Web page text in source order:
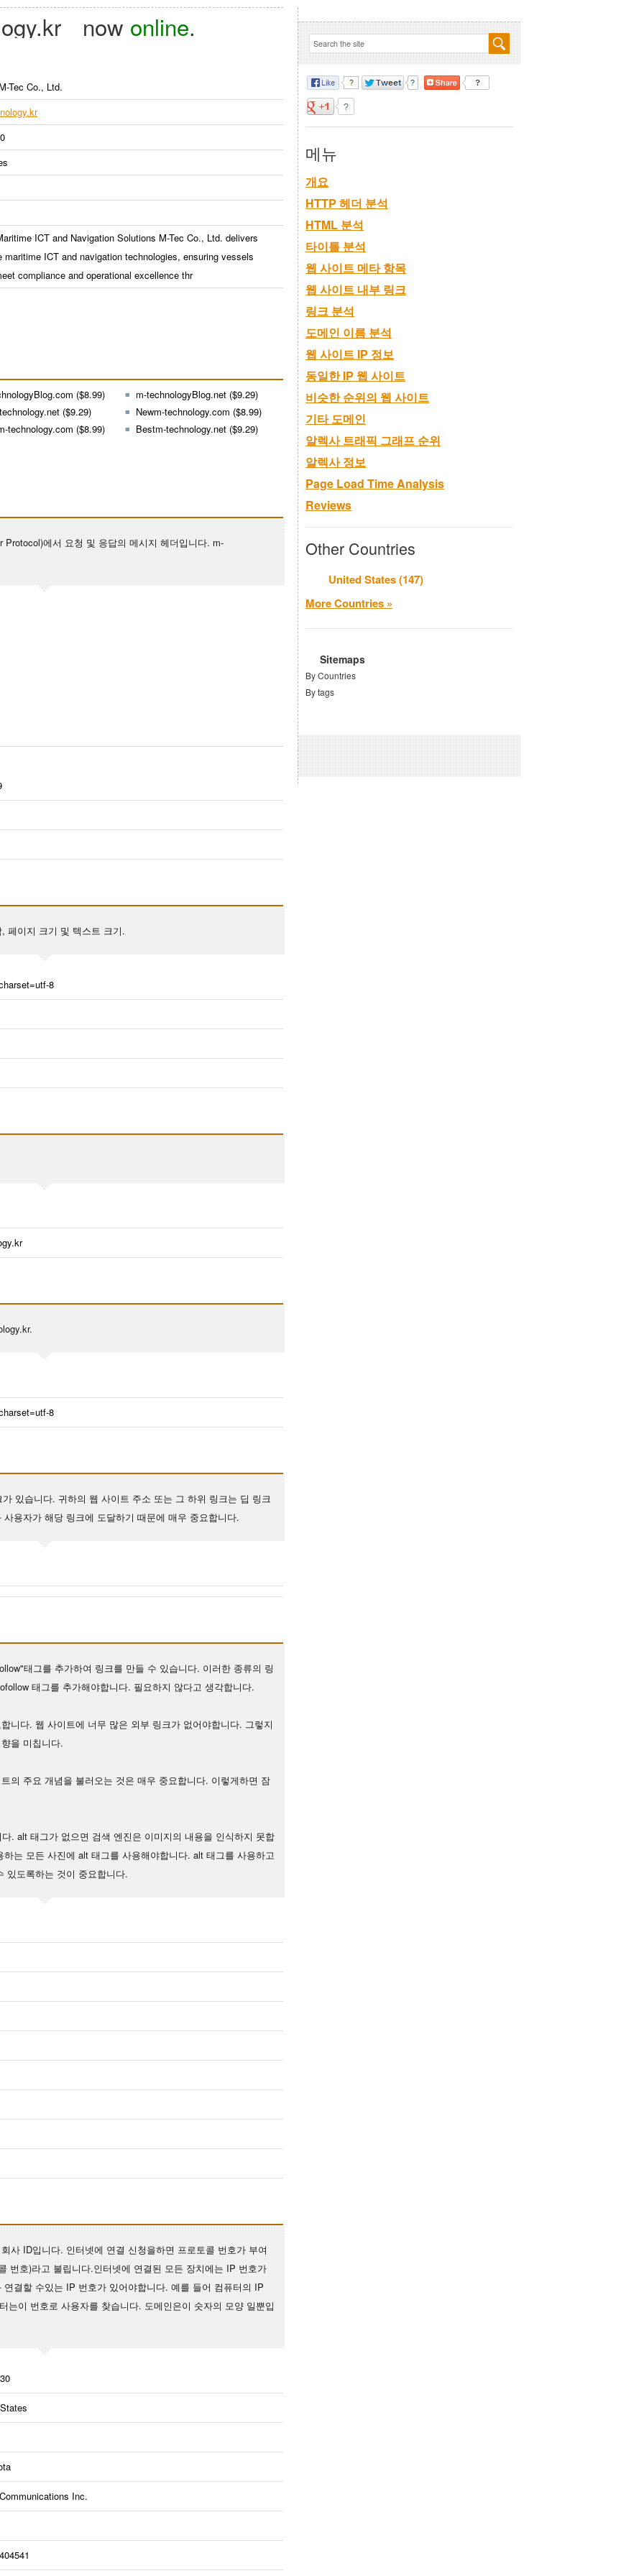
now online.
Tec Co., Ltd.
ICT and Navigation Solutions M-Tec Co., Ltd. delivers
maritime ICT and navigation technologies, ensuring vessels
compliance and operational excellence thr
($8.99)
m-technologyBlog.net ($9.29)
($9.29)
Newm-technology.com ($8.99)
technology.com ($8.99)
Bestm-technology.net ($9.29)
Protocol)에서 요청 및 응답의 메시지 헤더입니다. m-
페이지 크기 및 텍스트 크기.
8
8
있습니다. 귀하의 웹 사이트 주소 또는 그 하위 링크는 딥 링크
용자가 해당 링크에 도달하기 때문에 매우 중요합니다.
태그를 추가하여 링크를 만들 수 있습니다. 이러한 종류의 링
태그를 추가해야합니다. 필요하지 않다고 생각합니다.
니다. 웹 사이트에 너무 많은 외부 링크가 없어야합니다. 그렇지
을 미칩니다.
의 주요 개념을 불러오는 것은 매우 중요합니다. 이렇게하면 잠
. alt 태그가 없으면 검색 엔진은 이미지의 내용을 인식하지 못합
는 모든 사진에 alt 태그를 사용해야합니다. alt 태그를 사용하고
있도록하는 것이 중요합니다.
사 ID입니다. 인터넷에 연결 신청을하면 프로토콜 번호가 부여
번호)라고 불립니다.인터넷에 연결된 모든 장치에는 IP 번호가
결할 수있는 IP 번호가 있어야합니다. 예를 들어 컴퓨터의 IP
는이 번호로 사용자를 찾습니다. 도메인은이 숫자의 모양 일뿐입
Inc.
메뉴
개요
HTTP 헤더 분석
HTML 분석
타이틀 분석
웹 사이트 메타 항목
웹 사이트 내부 링크
링크 분석
도메인 이름 분석
웹 사이트 IP 정보
동일한 IP 웹 사이트
비슷한 순위의 웹 사이트
기타 도메인
알렉사 트래픽 그래프 순위
알렉사 정보
Page Load Time Analysis
Reviews
Other Countries
United States (147)
More Countries »
Sitemaps
By Countries
By tags